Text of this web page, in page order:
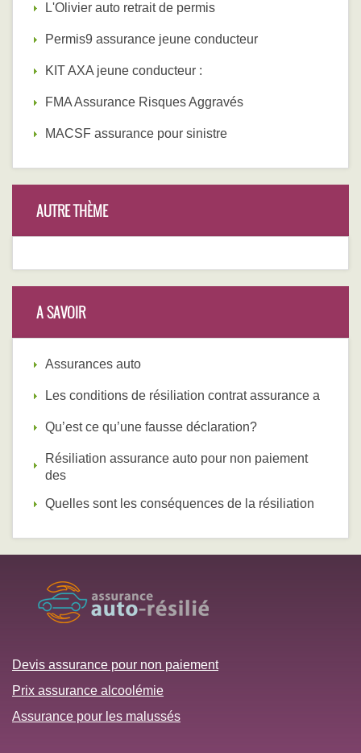
L'Olivier auto retrait de permis
Permis9 assurance jeune conducteur
KIT AXA jeune conducteur :
FMA Assurance Risques Aggravés
MACSF assurance pour sinistre
AUTRE THÈME
A SAVOIR
Assurances auto
Les conditions de résiliation contrat assurance a
Qu’est ce qu’une fausse déclaration?
Résiliation assurance auto pour non paiement
des
Quelles sont les conséquences de la résiliation
Devis assurance pour non paiement
Prix assurance alcoolémie
Assurance pour les malussés